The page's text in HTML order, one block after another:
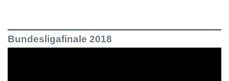
Bundesligafinale 2018